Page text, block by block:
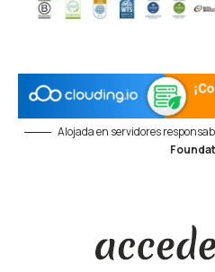
Alojada en servidores